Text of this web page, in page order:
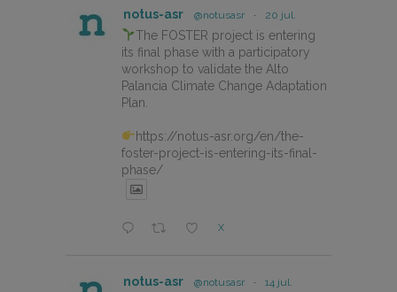
notus-asr @notusasr · 20 jul.
The FOSTER project is entering
its final phase with a participatory
workshop to validate the Alto
Palancia Climate Change Adaptation
Plan.
https://notus-asr.org/en/the-
foster-project-is-entering-its-final-
phase/
X
notus-asr @notusasr · 14 jul.